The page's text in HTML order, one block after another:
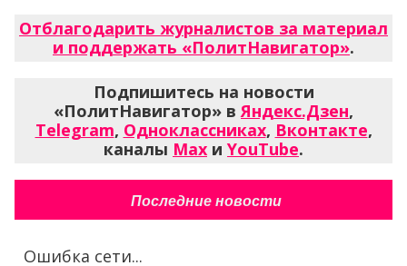
Отблагодарить журналистов за материал
и поддержать «ПолитНавигатор».
Подпишитесь на новости
«ПолитНавигатор» вЯндекс.Дзен,
Telegram, Одноклассниках, Вконтакте,
каналы Max и YouTube.
Последние новости
Ошибка сети...